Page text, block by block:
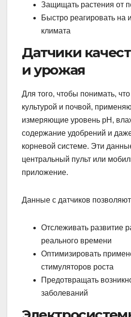
Защищать растения от
Быстро реагировать на
климата
Датчики
и урожая
Для того, чтобы понимать,
культурой и почвой,
измеряющие уровень pH,
содержание удобрений и
корневой системе. Эти
центральный пульт или
приложение.
Данные с датчиков
Отслеживать развитие
реального времени
Оптимизировать
стимуляторов роста
Предотвращать
заболеваний